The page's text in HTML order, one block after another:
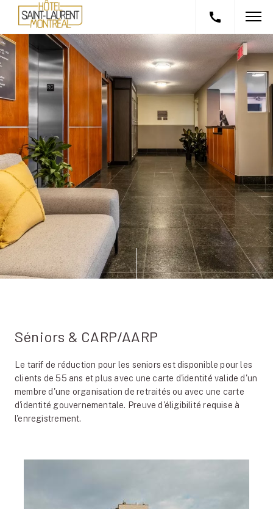
Séniors & CARP/AARP
Le tarif de réduction pour les seniors est disponible pour les
clients de 55 ans et plus avec une carte d'identité valide d'un
membre d'une organisation de retraités ou avec une carte
d'identité gouvernementale. Preuve d'éligibilité requise à
l'enregistrement.